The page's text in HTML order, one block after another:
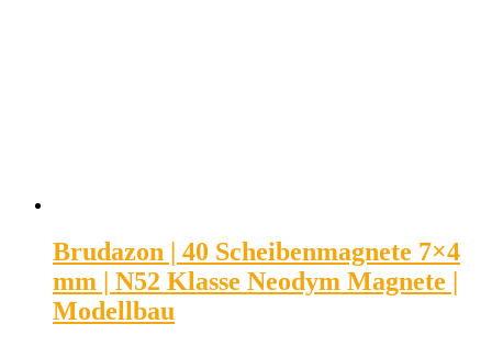
Brudazon | 40 Scheibenmagnete 7×4
mm | N52 Klasse Neodym Magnete |
Modellbau